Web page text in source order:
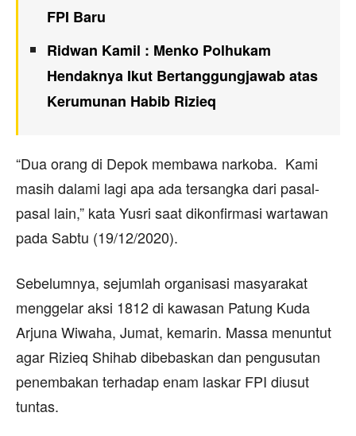
FPI Baru
Ridwan Kamil : Menko Polhukam
Hendaknya Ikut Bertanggungjawab atas
Kerumunan Habib Rizieq
“Dua orang di Depok membawa narkoba. Kami
masih dalami lagi apa ada tersangka dari pasal-
pasal lain,” kata Yusri saat dikonfirmasi wartawan
pada Sabtu (19/12/2020).
Sebelumnya, sejumlah organisasi masyarakat
menggelar aksi 1812 di kawasan Patung Kuda
Arjuna Wiwaha, Jumat, kemarin. Massa menuntut
agar Rizieq Shihab dibebaskan dan pengusutan
penembakan terhadap enam laskar FPI diusut
tuntas.